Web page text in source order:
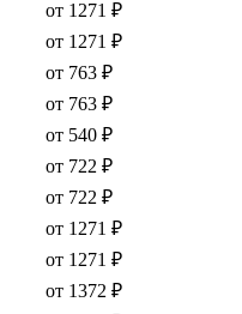
от 1271 ₽
от 1271 ₽
от 763 ₽
от 763 ₽
от 540 ₽
от 722 ₽
от 722 ₽
от 1271 ₽
от 1271 ₽
от 1372 ₽